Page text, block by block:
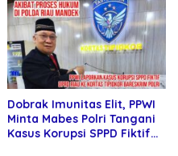
Dobrak Imunitas Elit, PPWI
Minta Mabes Polri Tangani
Kasus Korupsi SPPD Fiktif